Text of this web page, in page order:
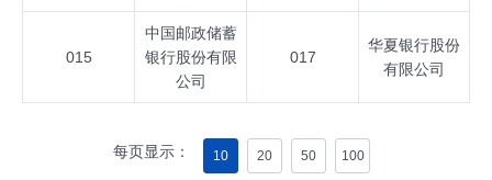
015
中国邮政储蓄
银行股份有限
公司
017
华夏银行股份
有限公司
每页显示： 10 20 50 100